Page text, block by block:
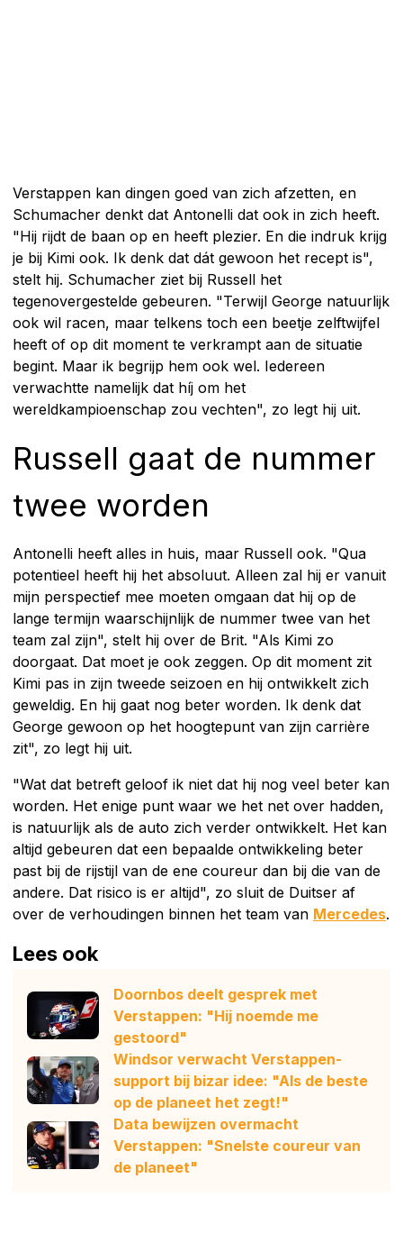
Verstappen kan dingen goed van zich afzetten, en
Schumacher denkt dat Antonelli dat ook in zich heeft.
"Hij rijdt de baan op en heeft plezier. En die indruk krijg
je bij Kimi ook. Ik denk dat dát gewoon het recept is",
stelt hij. Schumacher ziet bij Russell het
tegenovergestelde gebeuren. "Terwijl George natuurlijk
ook wil racen, maar telkens toch een beetje zelftwijfel
heeft of op dit moment te verkrampt aan de situatie
begint. Maar ik begrijp hem ook wel. Iedereen
verwachtte namelijk dat híj om het
wereldkampioenschap zou vechten", zo legt hij uit.
Russell gaat de nummer
twee worden
Antonelli heeft alles in huis, maar Russell ook. "Qua
potentieel heeft hij het absoluut. Alleen zal hij er vanuit
mijn perspectief mee moeten omgaan dat hij op de
lange termijn waarschijnlijk de nummer twee van het
team zal zijn", stelt hij over de Brit. "Als Kimi zo
doorgaat. Dat moet je ook zeggen. Op dit moment zit
Kimi pas in zijn tweede seizoen en hij ontwikkelt zich
geweldig. En hij gaat nog beter worden. Ik denk dat
George gewoon op het hoogtepunt van zijn carrière
zit", zo legt hij uit.
"Wat dat betreft geloof ik niet dat hij nog veel beter kan
worden. Het enige punt waar we het net over hadden,
is natuurlijk als de auto zich verder ontwikkelt. Het kan
altijd gebeuren dat een bepaalde ontwikkeling beter
past bij de rijstijl van de ene coureur dan bij die van de
andere. Dat risico is er altijd", zo sluit de Duitser af
over de verhoudingen binnen het team van Mercedes.
Lees ook
Doornbos deelt gesprek met
Verstappen: "Hij noemde me
gestoord"
Windsor verwacht Verstappen-
support bij bizar idee: "Als de beste
op de planeet het zegt!"
Data bewijzen overmacht
Verstappen: "Snelste coureur van
de planeet"